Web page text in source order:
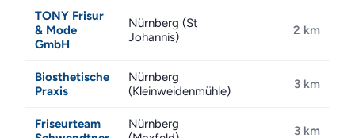
TONY Frisur
& Mode
GmbH
Nürnberg (St
Johannis)
2 km
Biosthetische
Praxis
Nürnberg
(Kleinweidenmühle)
3 km
Friseurteam
Nürnberg
3 km